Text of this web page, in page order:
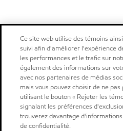
Ce site web utilise des témoins
suivi afin d'améliorer l'expérience
les performances et le trafic sur
également des informations sur
avec nos partenaires de médias
mais vous pouvez choisir de ne
utilisant le bouton « Rejeter les
signalant les préférences
trouverez davantage
de confidentialité.